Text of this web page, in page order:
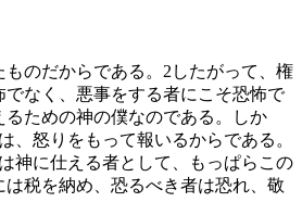
のだからである。 2 したがって、権
なく、悪事をする者にこそ恐怖で
ための神の僕なのである。しか
怒りをもって報いるからである。
神に仕える者として、もっぱらこの
税を納め、恐るべき者は恐れ、敬